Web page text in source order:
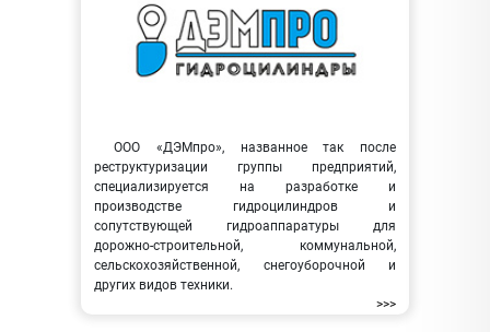
ООО «ДЭМпро», названное так после
реструктуризации группы предприятий,
специализируется на разработке и
производстве гидроцилиндров и
сопутствующей гидроаппаратуры для
дорожно-строительной, коммунальной,
сельскохозяйственной, снегоуборочной и
других видов техники.
>>>